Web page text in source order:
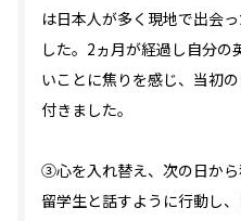
は日本人が多く現地で出会
した。2ヵ月が経過し自分の
いことに焦りを感じ、当初
付きました。
③心を入れ替え、次の日か
留学生と話すように行動し